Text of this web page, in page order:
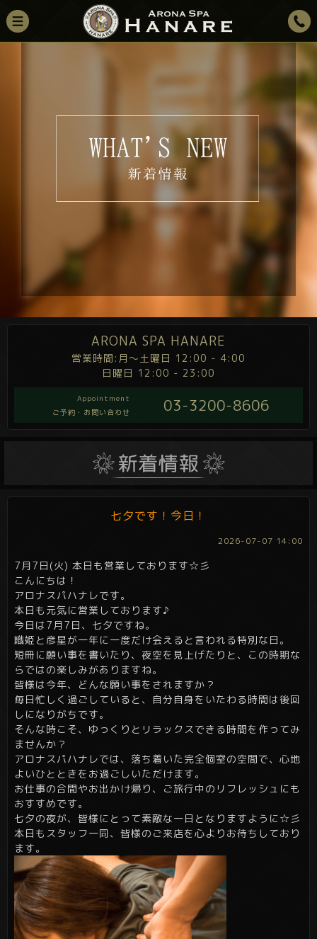
ARONA SPA HANARE
営業時間:月～土曜日 12:00 - 4:00
日曜日 12:00 - 23:00
Appointment
ご予約・お問い合わせ
03-3200-8606
七夕です！今日！
2026-07-07 14:00
7月7日(火) 本日も営業しております☆彡
こんにちは！
アロナスパハナレです。
本日も元気に営業しております♪
今日は7月7日、 七夕ですね。
織姫と彦星が一年に一度だけ会えると言われる特別な日。
短冊に願い事を書いたり、夜空を見上げたりと、この時期な
らではの楽しみがありますね。
皆様は今年、どんな願い事をされますか？
毎日忙しく過ごしていると、自分自身をいたわる時間は後回
しになりがちです。
そんな時こそ、ゆっくりとリラックスできる時間を作ってみ
ませんか？
アロナスパハナレでは、落ち着いた完全個室の空間で、心地
よいひとときをお過ごしいただけます。
お仕事の合間やお出かけ帰り、ご旅行中のリフレッシュにも
おすすめです。
七夕の夜が、皆様にとって素敵な一日となりますように☆彡
本日もスタッフ一同、皆様のご来店を心よりお待ちしており
ます。